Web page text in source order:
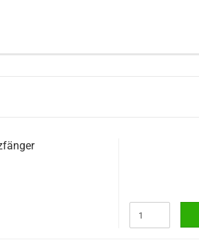
5-Kammerleuchten
6-Kammerleuchten